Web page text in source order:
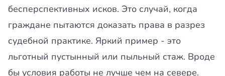
бесперспективных исков. Это случай, когда
граждане пытаются доказать права в разрез
судебной практике. Яркий пример - это
льготный пустынный или пыльный стаж. Вроде
бы условия работы не лучше чем на севере.